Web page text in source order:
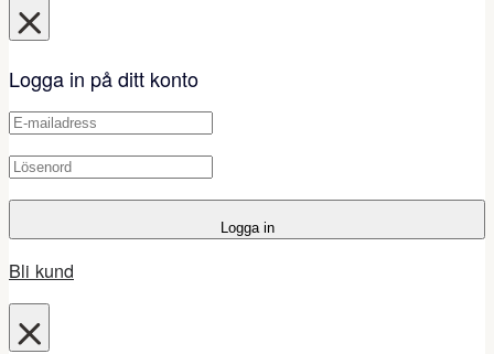
Logga in på ditt konto
Logga in
Bli kund